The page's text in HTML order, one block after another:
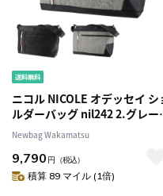
ニコル NICOLE オデッセイ シ
ルダーバッグ nil242 2.グレー
-03 メンズ
Newbag Wakamatsu
9,790 円 （税込）
積算 89 マイル (1倍)